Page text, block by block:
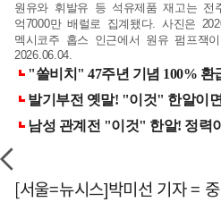
원유와 휘발유 등 석유제품 재고는
억7000만 배럴로 집계됐다. 사진은
멕시코주 홉스 인근에서 원유 펌프잭
2026.06.04.
[서울=뉴시스]박미선 기자 =